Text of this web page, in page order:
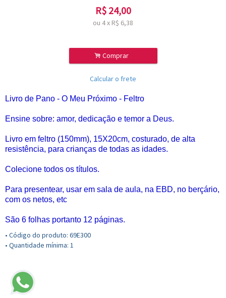
R$ 24,00
ou 4x R$ 6,38
. Comprar
Calcular o frete
Livro de Pano - O Meu Próximo - Feltro
Ensine sobre: amor, dedicação e temor a Deus.
Livro em feltro (150mm), 15X20cm, costurado, de alta
resistência, para crianças de todas as idades.
Colecione todos os títulos.
Para presentear, usar em sala de aula, na EBD, no berçário,
com os netos, etc
São 6 folhas portanto 12 páginas.
• Código do produto: 69E300
• Quantidade mínima: 1